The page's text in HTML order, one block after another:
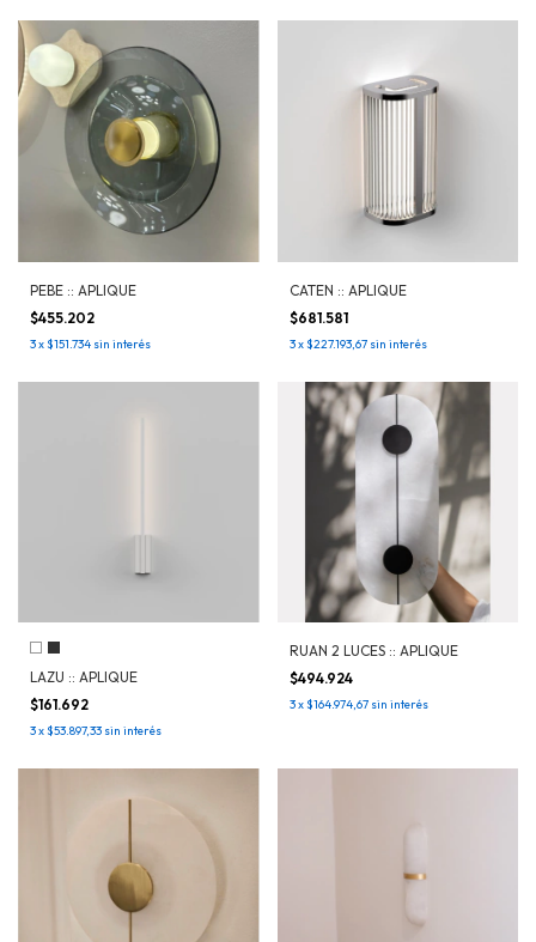
PEBE :: APLIQUE
$455.202
3x$151.734 sin interés
CATEN :: APLIQUE
$681.581
3x$227.193,67 sin interés
LAZU :: APLIQUE
$161.692
3x$53.897,33 sin interés
RUAN 2 LUCES :: APLIQUE
$494.924
3x$164.974,67 sin interés